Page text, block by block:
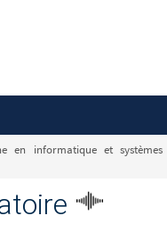
en informatique et systèmes